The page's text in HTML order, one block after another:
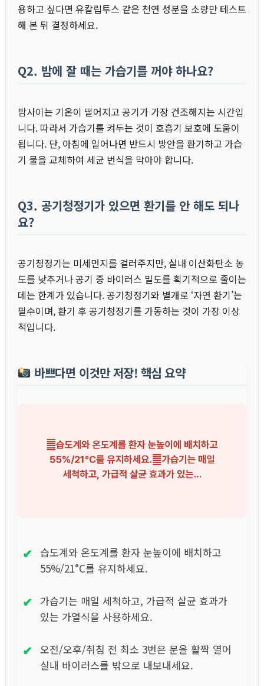
용하고 싶다면 유칼립투스 같은 천연 성분을 소량만 테스트
해 본 뒤 결정하세요.
Q2. 밤에 잘 때는 가습기를 꺼야 하나요?
밤사이는 기온이 떨어지고 공기가 가장 건조해지는 시간입
니다. 따라서 가습기를 켜두는 것이 호흡기 보호에 도움이
됩니다. 단, 아침에 일어나면 반드시 방안을 환기하고 가습
기 물을 교체하여 세균 번식을 막아야 합니다.
Q3. 공기청정기가 있으면 환기를 안 해도 되나
요?
공기청정기는 미세먼지를 걸러주지만, 실내 이산화탄소 농
도를 낮추거나 공기 중 바이러스 밀도를 획기적으로 줄이는
데는 한계가 있습니다. 공기청정기와 별개로 ‘자연 환기’는
필수이며, 환기 후 공기청정기를 가동하는 것이 가장 이상
적입니다.
바쁘다면 이것만 저장! 핵심 요약
✔ 습도계와 온도계를 환자 눈높이에 배치하고
55%/21°C를 유지하세요.
✔ 가습기는 매일 세척하고, 가급적 살균 효과가
있는 가열식을 사용하세요.
✔ 오전/오후/취침 전 최소 3번은 문을 활짝 열어
실내 바이러스를 밖으로 내보내세요.